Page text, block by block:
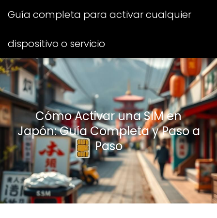
Guía completa para activar cualquier
dispositivo o servicio
Cómo Activar una SIM en
Japón: Guía Completa y Paso a
Paso